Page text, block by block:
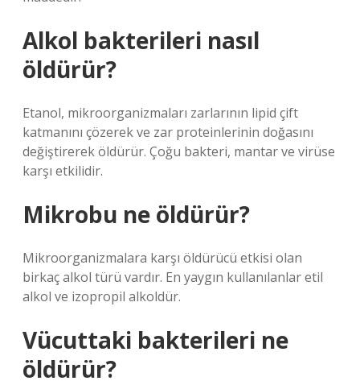
Alkol bakterileri nasıl
öldürür?
Etanol, mikroorganizmaları zarlarının lipid çift
katmanını çözerek ve zar proteinlerinin doğasını
değiştirerek öldürür. Çoğu bakteri, mantar ve virüse
karşı etkilidir.
Mikrobu ne öldürür?
Mikroorganizmalara karşı öldürücü etkisi olan
birkaç alkol türü vardır. En yaygın kullanılanlar etil
alkol ve izopropil alkoldür.
Vücuttaki bakterileri ne
öldürür?